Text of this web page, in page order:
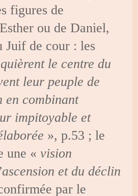
figures de
ou de Daniel,
Juif de cour : les
le centre du
leur peuple de
en combinant
impitoyable et
», p.53 ; le
une «vision
et du déclin
par le